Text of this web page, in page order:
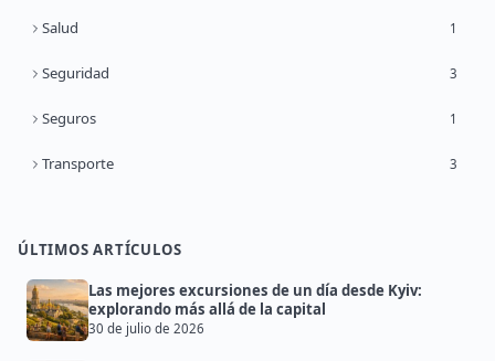
Salud 1
Seguridad 3
Seguros 1
Transporte 3
ÚLTIMOS ARTÍCULOS
Las mejores excursiones de un día desde Kyiv:
explorando más allá de la capital
30 de julio de 2026